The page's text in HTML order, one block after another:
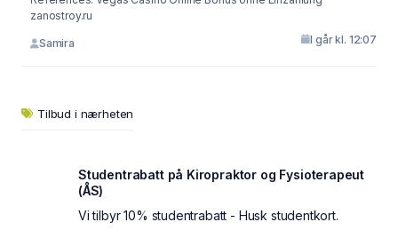
zanostroy.ru
Samira I går kl. 12:07
Tilbud i nærheten
Studentrabatt på Kiropraktor og Fysioterapeut
(ÅS)
Vi tilbyr 10% studentrabatt - Husk studentkort.